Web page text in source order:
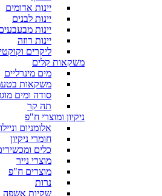
יינות אדומים
יינות לבנים
יינות
יינות רוזה
ליקרים
משקאות קלים
מים מינרליים
משקאות
סודה ומים
תה קר
ניקיון ומוצרי ח"פ
אלומניום
חומרי ניקיון
כלים
מוצרי נייר
מוצרים ח"פ
נרות
שקיות אשפה